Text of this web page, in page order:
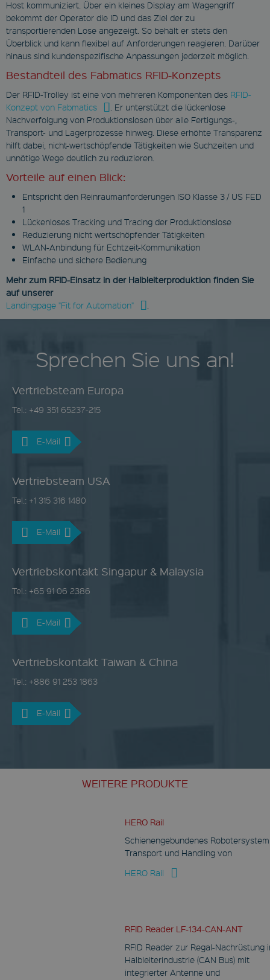
Host kommuniziert. Über ein kleines Display am Wagengriff
bekommt der Operator die ID und das Ziel der zu
transportierenden Lose angezeigt. So behält er stets den
Überblick und kann flexibel auf Anforderungen reagieren. Darüber
hinaus sind kundenspezifische Anpassungen jederzeit möglich.
Bestandteil des Fabmatics RFID-Konzepts
Der RFID-Trolley ist eine von mehreren Komponenten des RFID-
Konzept von Fabmatics
. Er unterstützt die lückenlose
Nachverfolgung von Produktionslosen über alle Fertigungs-,
Transport- und Lagerprozesse hinweg. Diese erhöhte Transparenz
hilft dabei, nicht-wertschöpfende Tätigkeiten wie Suchzeiten und
unnötige Wege deutlich zu reduzieren.
Vorteile auf einen Blick:
Entspricht den Reinraumanforderungen ISO Klasse 3 / US FED
1
Lückenloses Tracking und Tracing der Produktionslose
Reduzierung nicht wertschöpfender Tätigkeiten
WLAN-Anbindung für Echtzeit-Kommunikation
Einfache und sichere Bedienung
Mehr zum RFID-Einsatz in der Halbleiterproduktion finden Sie
auf unserer
Landingpage "Fit for Automation"
Sprechen Sie uns an!
Vertriebsteam Europa
Tel.: +49 351 65237-215
E-Mail
Vertriebsteam USA
Tel.: +1 315 316 1480
E-Mail
Vertriebskontakt Singapur & Malaysia
Tel.: +65 91 06 2386
E-Mail
Vertriebskontakt Taiwan & China
Tel.: +886 91 253 1863
E-Mail
WEITERE PRODUKTE
HERO Rail
Schienengebundenes
Transport und Handling von
HERO Rail
RFID Reader LF-134-CAN-ANT
RFID Reader zur Regal-Nachrüstung
Halbleiterindustrie (CAN Bus) mit
integrierter Antenne und